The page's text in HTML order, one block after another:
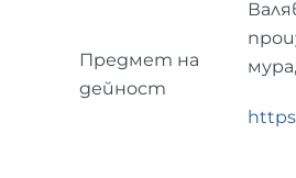
Предмет на
дейност